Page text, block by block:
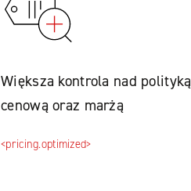
Większa kontrola nad polityką
cenową oraz marżą
<pricing.optimized>